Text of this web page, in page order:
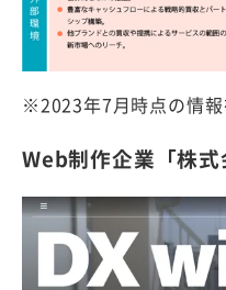
※2023年7月時点の情報
Web制作企業「株